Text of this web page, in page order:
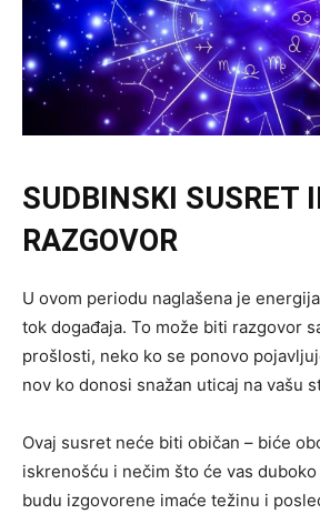
SUDBINSKI SUSRET
RAZGOVOR
U ovom periodu naglašena je
tok događaja. To može biti razgovor
prošlosti, neko ko se ponovo
nov ko donosi snažan uticaj na vašu
Ovaj susret neće biti običan – biće
iskrenošću i nečim što će vas
budu izgovorene imaće težinu i